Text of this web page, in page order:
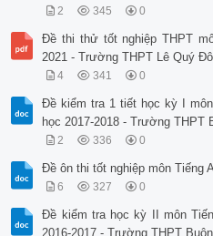
2 345 0
Đề thi thử tốt nghiệp THPT
2021 - Trường THPT Lê Quý
4 341 0
Đề kiểm tra 1 tiết học kỳ I
học 2017-2018 - Trường THPT
2 336 0
Đề ôn thi tốt nghiệp môn Tiếng
6 327 0
Đề kiểm tra học kỳ II môn
2016-2017 - Trường THPT